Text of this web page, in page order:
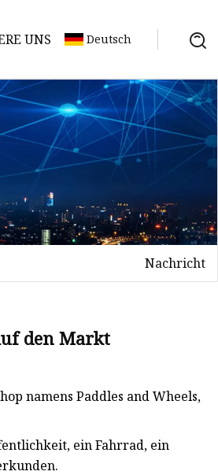
UNS Deutsch
Nachricht
den Markt
namens Paddles and Wheels,
ein Fahrrad, ein